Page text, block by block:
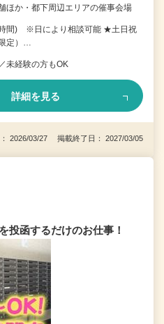
ほか・都下周辺エリアの催事会場
間) ※日により相談可能 ★土日祝
定）…
未経験の方もOK
詳細を見る
2026/03/27 掲載終了日： 2027/03/05
函するだけのお仕事！